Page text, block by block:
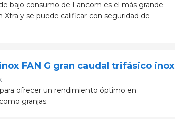
bajo consumo de Fancom es el más grande
Xtra y se puede calificar con seguridad de
FAN G gran caudal trifásico inox
ofrecer un rendimiento óptimo en
granjas.